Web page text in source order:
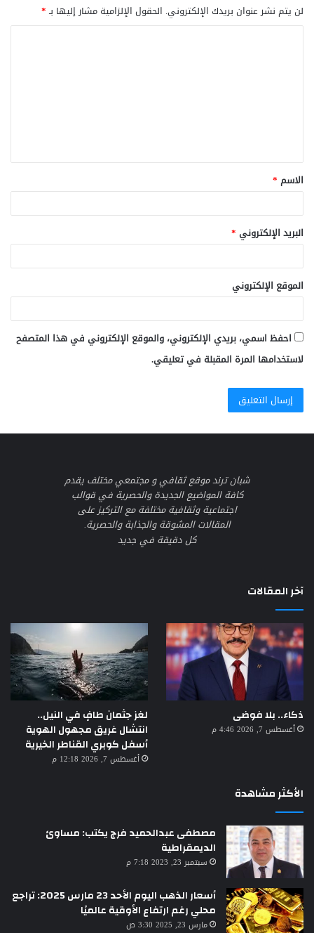
لن يتم نشر عنوان بريدك الإلكتروني. الحقول الإلزامية مشار إليها بـ*
ق
*
الاسم *
البريد الإلكتروني *
الموقع الإلكتروني
احفظ اسمي، بريدي الإلكتروني، والموقع الإلكتروني في هذا المتصفح
لاستخدامها المرة المقبلة في تعليقي.
شبان ترند موقع ثقافي و مجتمعي مختلف يقدم
كافة المواضيع الجديدة والحصرية في قوالب
اجتماعية وثقافية مختلفة مع التركيز على
المقالات المشوقة والجذابة والحصرية.
كل دقيقة في جديد
آخر المقالات
ذكاء.. بلا فوضى
أغسطس 7, 2026 4:46 م
لغز جثمان طافٍ في النيل..
انتشال غريق مجهول الهوية
أسفل كوبري القناطر الخيرية
أغسطس 7, 2026 12:18 م
الأكثر مشاهدة
مصطفى عبدالحميد فرج يكتب: مساوئ
الديمقراطية
سبتمبر 23, 2023 7:18 م
أسعار الذهب اليوم الأحد 23 مارس 2025: تراجع
محلي رغم ارتفاع الأوقية عالميًا
مارس 23, 2025 3:30 ص